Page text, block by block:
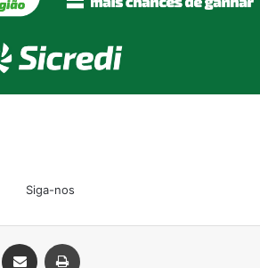
Siga-nos
Linkedin Compartilhar via e-mail